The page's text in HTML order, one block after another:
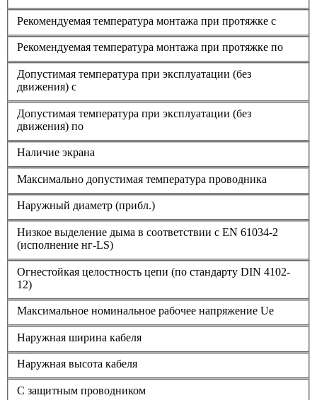
Рекомендуемая температура монтажа при протяжке с
Рекомендуемая температура монтажа при протяжке по
Допустимая температура при эксплуатации (без
движения) с
Допустимая температура при эксплуатации (без
движения) по
Наличие экрана
Максимально допустимая температура проводника
Наружный диаметр (прибл.)
Низкое выделение дыма в соответствии с EN 61034-2
(исполнение нг-LS)
Огнестойкая целостность цепи (по стандарту DIN 4102-
12)
Максимальное номинальное рабочее напряжение Ue
Наружная ширина кабеля
Наружная высота кабеля
С защитным проводником